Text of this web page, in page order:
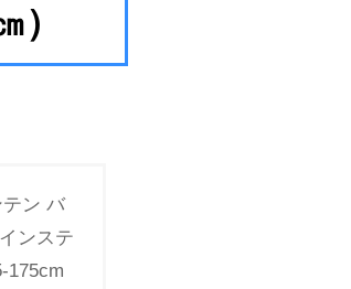
ン バ
ンステ
175cm